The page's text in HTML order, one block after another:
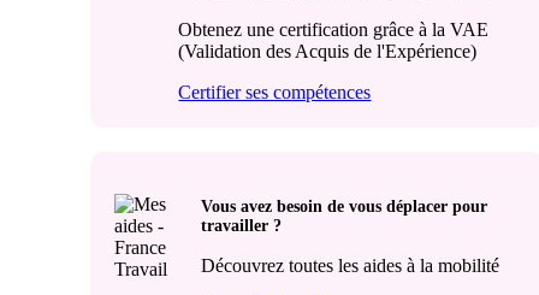
Obtenez une certification grâce à la VAE
(Validation des Acquis de l'Expérience)
Certifier ses compétences
Vous avez besoin de vous déplacer pour
travailler ?
Découvrez toutes les aides à la mobilité